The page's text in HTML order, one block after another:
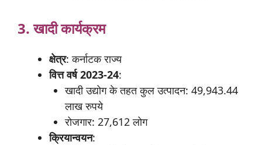
3. खादी कार्यक्रम
क्षेत्र: कर्नाटक राज्य
वित्तवर्ष 2023-24:
खादी उद्योग के तहत कुल उत्पादन: 49,943.44
लाख रुपये
रोजगार: 27,612 लोग
क्रियान्वयन: